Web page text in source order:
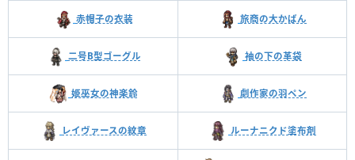
赤帽子の衣装 旅商の大かばん
二号B型ゴーグル 袖の下の革袋
姫巫女の神楽鈴 劇作家の羽ペン
レイヴァースの紋章 ルーナニクド塗布剤